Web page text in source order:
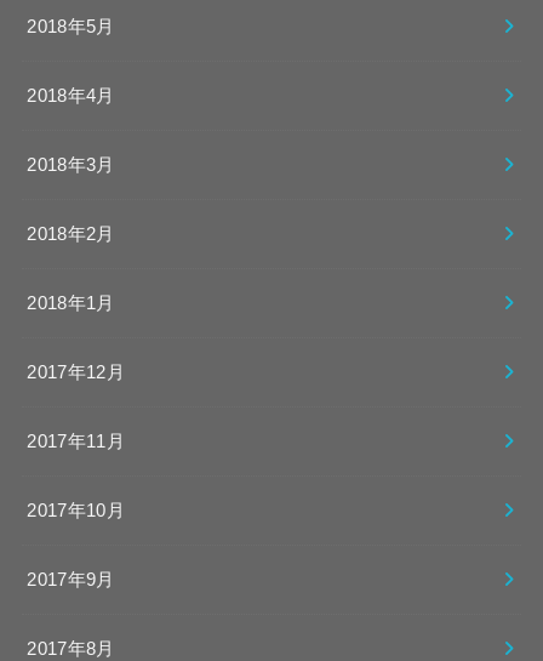
2018年5月
2018年4月
2018年3月
2018年2月
2018年1月
2017年12月
2017年11月
2017年10月
2017年9月
2017年8月